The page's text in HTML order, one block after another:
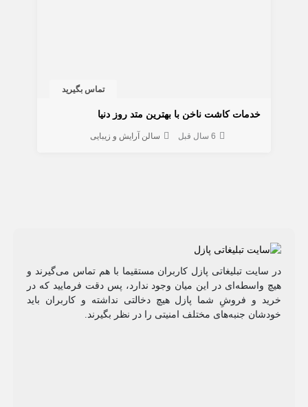
تماس بگیرید
خدمات کاشت ناخن با بهترین متد روز دنیا
6 سال قبل سالن آرایش و زیبایی
در سایت تبلیغاتی پازل کاربران مستقیما با هم تماس می‌گیرند و
هیچ واسطه‌ای در این میان وجود ندارد، پس دقت فرمایید که در
خرید و فروشِ شما پازل هیچ دخالتی نداشته و کاربران باید
خودشان جنبه‌های مختلف امنیتی را در نظر بگیرند.